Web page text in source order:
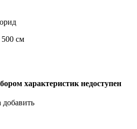
см
характеристик недоступен
добавить